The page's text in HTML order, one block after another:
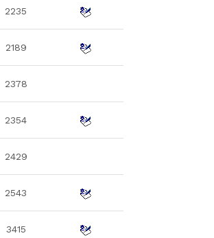
2235
2189
2378
2354
2429
2543
3415